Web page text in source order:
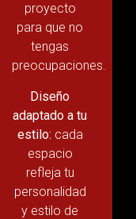
proyecto
para que no
tengas
preocupaciones.
Diseño
adaptado a tu
estilo: cada
espacio
refleja tu
personalidad
y estilo de